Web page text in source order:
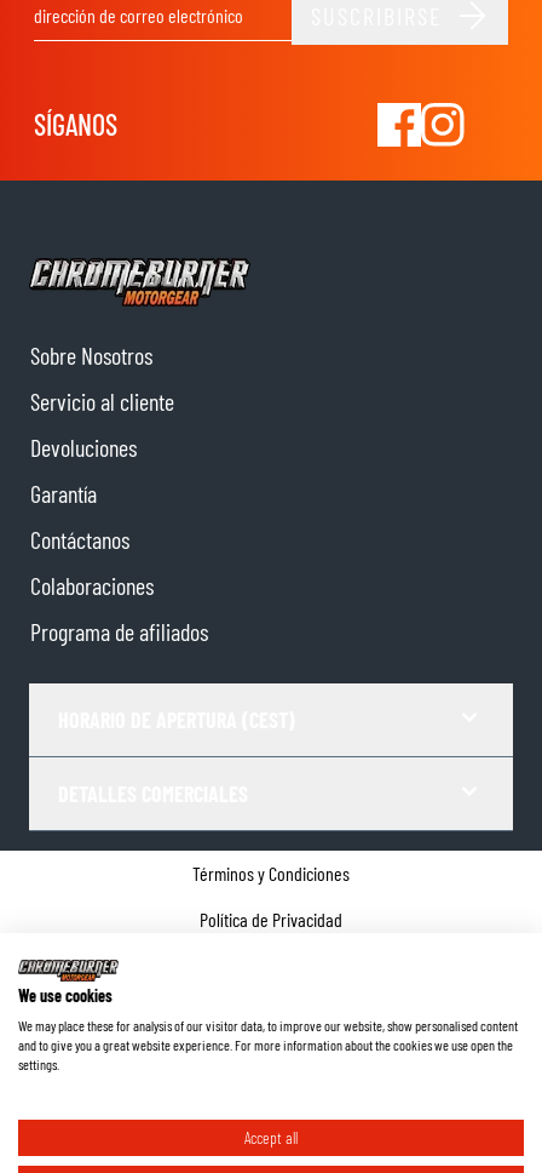
SÍGANOS
Sobre Nosotros
Servicio al cliente
Devoluciones
Garantía
Contáctanos
Colaboraciones
Programa de afiliados
Términos y Condiciones
Política de Privacidad
©2026ChromeBurner - Todos los derechos reservados.
We use cookies
We may place these for analysis of our visitor data, to improve our website, show personalised content
and to give you a great website experience. For more information about the cookies we use open the
settings.
Accept all